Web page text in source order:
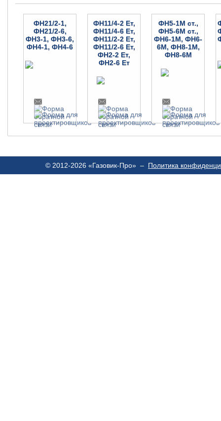
ФН21/2-1,
ФН21/2-6,
ФН3-1, ФН3-6,
ФН4-1, ФН4-6
ФН11/4-2 Ет,
ФН11/4-6 Ет,
ФН11/2-2 Ет,
ФН11/2-6 Ет,
ФН2-2 Ет,
ФН2-6 Ет
ФН5-1М ст.,
ФН5-6М ст.,
ФН6-1М, ФН6-
6М, ФН8-1М,
ФН8-6М
© 2012-2026 «Газовик-Про» – Политика